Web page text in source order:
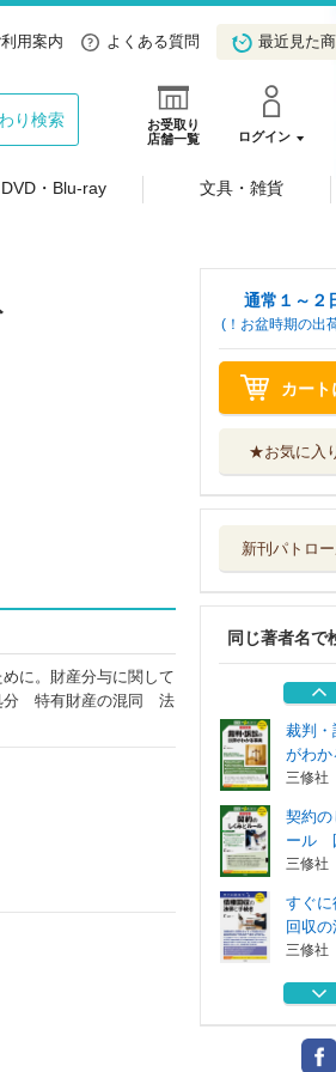
利用案内 よくある質問 最近見た
お受取り
店舗一覧
ログイン
り検索
DVD・Blu-ray 文具・雑貨
に。財産分与に関して
分 特有財産の混同 法
通常１～２
(！お盆時期の出
カート
★お気に入
新刊パトロ
同じ著者名で
すぐに
回収の
すぐに
三修社
すぐに
産契約
三修社
裁判・
がわ
三修社
契約の
ール
三修社
すぐに
回収
三修社
すぐに
三修社